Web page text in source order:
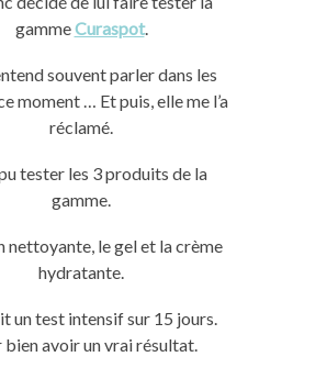
gammeCuraspot.
souvent parler dans les
moment … Et puis, elle me l’a
réclamé.
tester les 3 produits de la
gamme.
nettoyante, le gel et la crème
hydratante.
un test intensif sur 15 jours.
bien avoir un vrai résultat.